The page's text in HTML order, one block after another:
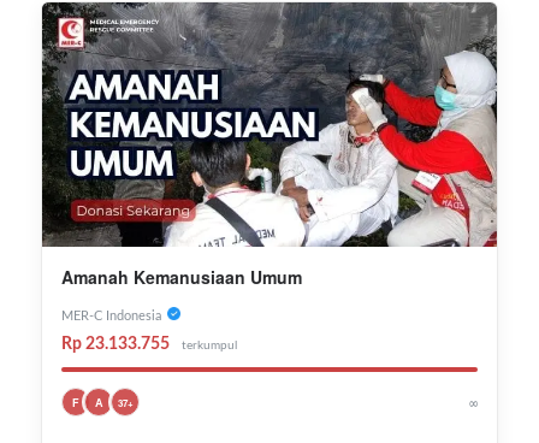
Amanah Kemanusiaan Umum
MER-C Indonesia
Rp 23.133.755 terkumpul
F A 37+ ∞